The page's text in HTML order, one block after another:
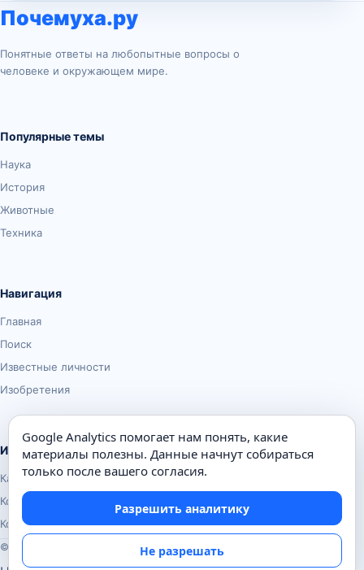
Почемуха.ру
Понятные ответы на любопытные вопросы о
человеке и окружающем мире.
Популярные темы
Наука
История
Животные
Техника
Навигация
Главная
Поиск
Известные личности
Изобретения
Информация
Карта сайта
Контакты
Конфиденциальность
© Почемуха.ру, 2010–2026
Google Analytics помогает нам понять, какие
материалы полезны. Данные начнут собираться
только после вашего согласия.
Разрешить аналитику
Не разрешать